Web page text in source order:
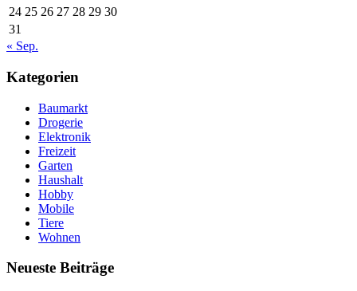
24 25 26 27 28 29 30
31
« Sep.
Kategorien
Baumarkt
Drogerie
Elektronik
Freizeit
Garten
Haushalt
Hobby
Mobile
Tiere
Wohnen
Neueste Beiträge